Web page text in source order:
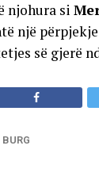
njohura si
një
së gjerë